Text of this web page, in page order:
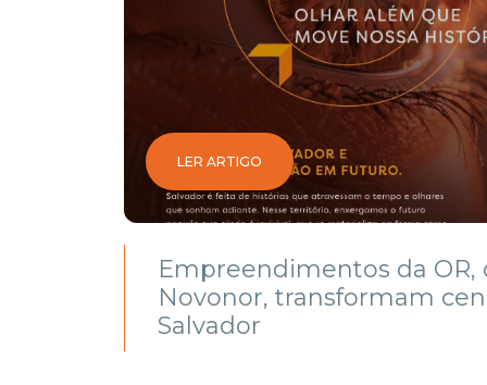
LER ARTIGO
Empreendimentos da OR,
Novonor, transformam
Salvador